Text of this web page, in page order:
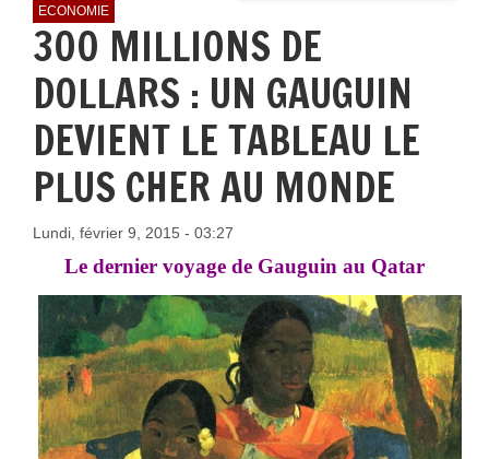
ECONOMIE
300 MILLIONS DE
DOLLARS : UN GAUGUIN
DEVIENT LE TABLEAU LE
PLUS CHER AU MONDE
Lundi, février 9, 2015 - 03:27
Le dernier voyage de Gauguin au Qatar